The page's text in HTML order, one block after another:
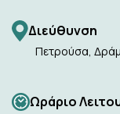
Διεύθυνση
Πετρούσα,
Ωράριο